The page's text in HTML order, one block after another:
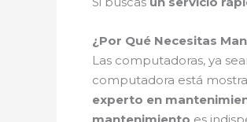
¿Por Qué Necesitas
Las computadoras, ya
computadora está
experto en
mantenimiento es